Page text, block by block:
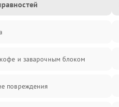
и заварочным блоком
повреждения